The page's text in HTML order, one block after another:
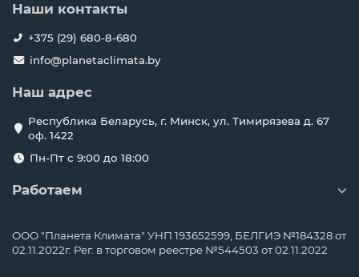
Наши контакты
+375 (29) 680-8-680
info@planetaclimata.by
Наш адрес
Республика Беларусь, г. Минск, ул. Тимирязева д. 67
оф. 1422
Пн-Пт с 9:00 до 18:00
Работаем
ООО "Планета Климата" УНП 193652599, БЕЛГИЭ №184328 от
02.11.2022г. Рег. в торговом реестре №544503 от 02.11.2022